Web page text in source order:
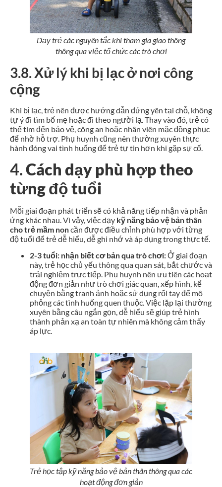
Dạy trẻ các nguyên tắc khi tham gia giao thông
thông qua việc tổ chức các trò chơi
3.8. Xử lý khi bị lạc ở nơi công
cộng
Khi bị lạc, trẻ nên được hướng dẫn đứng yên tại chỗ, không
tự ý đi tìm bố mẹ hoặc đi theo người lạ. Thay vào đó, trẻ có
thể tìm đến bảo vệ, công an hoặc nhân viên mặc đồng phục
để nhờ hỗ trợ. Phụ huynh cũng nên thường xuyên thực
hành đóng vai tình huống để trẻ tự tin hơn khi gặp sự cố.
4.Cách dạy phù hợp theo
từng độ tuổi
Mỗi giai đoạn phát triển sẽ có khả năng tiếp nhận và phản
ứng khác nhau. Vì vậy, việc dạy kỹ năng bảo vệ bản thân
cho trẻ mầm noncần được điều chỉnh phù hợp với từng
độ tuổi để trẻ dễ hiểu, dễ ghi nhớ và áp dụng trong thực tế.
2-3 tuổi: nhận biết cơ bản qua trò chơi:Ở giai đoạn
này, trẻ học chủ yếu thông qua quan sát, bắt chước và
trải nghiệm trực tiếp. Phụ huynh nên ưu tiên các hoạt
động đơn giản như trò chơi giác quan, xếp hình, kể
chuyện bằng tranh ảnh hoặc sử dụng rối tay để mô
phỏng các tình huống quen thuộc. Việc lặp lại thường
xuyên bằng câu ngắn gọn, dễ hiểu sẽ giúp trẻ hình
thành phản xạ an toàn tự nhiên mà không cảm thấy
áp lực.
Trẻ học tập kỹ năng bảo vệ bản thân thông qua các
hoạt động đơn giản